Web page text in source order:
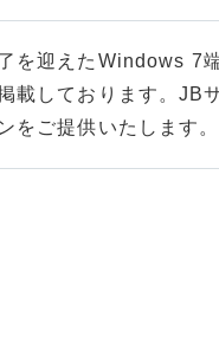
を迎えたWindows 7
載しております。JB
をご提供いたします。